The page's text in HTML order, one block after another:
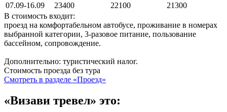
07.09-16.09
23400 22100
21300
В стоимость входит:
проезд на комфортабельном автобусе, проживание в номерах
выбранной категории, 3-разовое питание, пользование
бассейном, сопровождение.
Дополнительно: туристический налог.
Стоимость проезда без тура
Смотреть в разделе «Проезд»
«Визави тревел» это: